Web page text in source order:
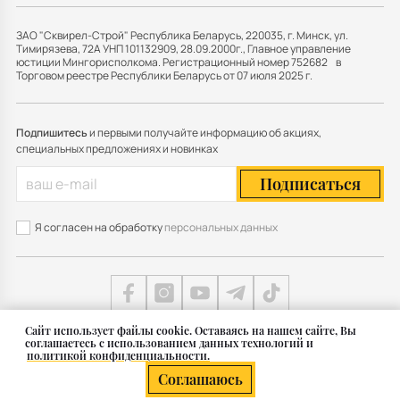
Cайт использует файлы cookie. Оставаясь на нашем сайте, Вы
соглашаетесь с использованием данных технологий и
политикой конфиденциальности.
Соглашаюсь
ЗАО "Сквирел-Строй" Республика Беларусь, 220035, г. Минск, ул.
Тимирязева, 72А УНП 101132909, 28.09.2000г., Главное управление
юстиции Мингорисполкома. Регистрационный номер 752682 в
Торговом реестре Республики Беларусь от 07 июля 2025 г.
Подпишитесьи первыми получайте информацию об акциях,
специальных предложениях и новинках
Подписаться
Я согласен на обработкуперсональных данных
© 2011 — 2026 Группа СКВИРЕЛ в Беларуси
Карта сайта
Разработка сайта — SLAM